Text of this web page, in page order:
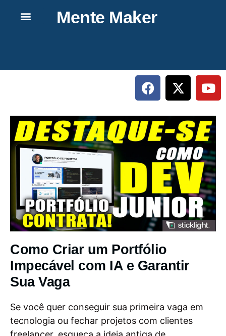
Mente Maker
Como Criar um Portfólio
Impecável com IA e Garantir
Sua Vaga
Se você quer conseguir sua primeira vaga em
tecnologia ou fechar projetos com clientes